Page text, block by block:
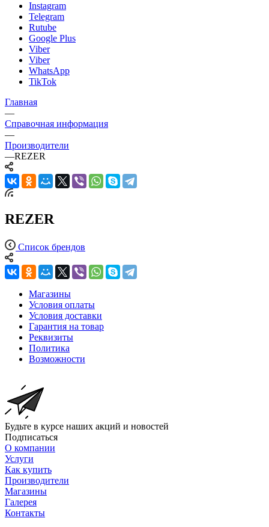
Instagram
Telegram
Rutube
Google Plus
Viber
Viber
WhatsApp
TikTok
Главная
—
Справочная информация
—
Производители
—REZER
REZER
Список брендов
Магазины
Условия оплаты
Условия доставки
Гарантия на товар
Реквизиты
Политика
Возможности
Будьте в курсе наших акций и новостей
Подписаться
О компании
Услуги
Как купить
Производители
Магазины
Галерея
Контакты